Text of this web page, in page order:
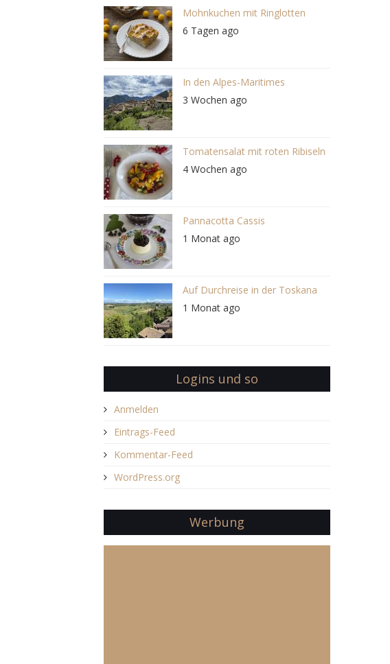
Mohnkuchen mit Ringlotten
6 Tagen ago
In den Alpes-Maritimes
3 Wochen ago
Tomatensalat mit roten Ribiseln
4 Wochen ago
Pannacotta Cassis
1 Monat ago
Auf Durchreise in der Toskana
1 Monat ago
Logins und so
Anmelden
Eintrags-Feed
Kommentar-Feed
WordPress.org
Werbung